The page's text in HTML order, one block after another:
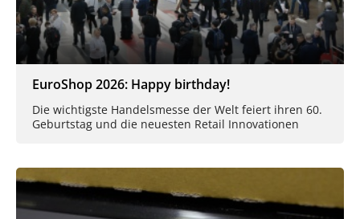
EuroShop 2026: Happy birthday!
Die wichtigste Handelsmesse der Welt feiert ihren 60.
Geburtstag und die neuesten Retail Innovationen